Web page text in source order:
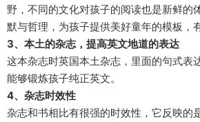
野，不同的文化对孩子的阅读也是新鲜的
默与哲理，为孩子提供美好童年的模板，
3、本土的杂志，提高英文地道的表达
这本杂志时英国本土杂志，里面的句式表
能够锻炼孩子纯正英文。
4、杂志时效性
杂志和书相比有很强的时效性，它反映的